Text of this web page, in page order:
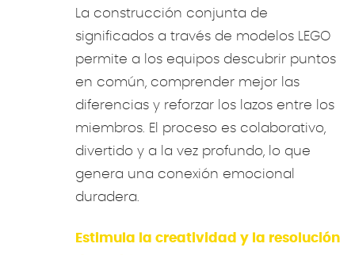
La construcción conjunta de
significados a través de modelos LEGO
permite a los equipos descubrir puntos
en común, comprender mejor las
diferencias y reforzar los lazos entre los
miembros. El proceso es colaborativo,
divertido y a la vez profundo, lo que
genera una conexión emocional
duradera.
Estimula la creatividad y la resolución